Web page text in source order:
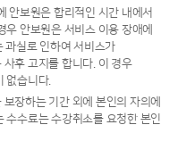
안보원은 합리적인 시간 내에서
안보원은 서비스 이용 장애에
과실로 인하여 서비스가
후 고지를 합니다. 이 경우
없습니다.
장하는 기간 외에 본인의 자의에
수수료는 수강취소를 요청한 본인